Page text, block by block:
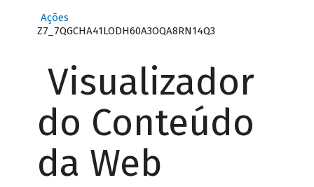
Ações
Z7_7QGCHA41LODH60A3OQA8RN14Q3
Visualizador
do Conteúdo
da Web